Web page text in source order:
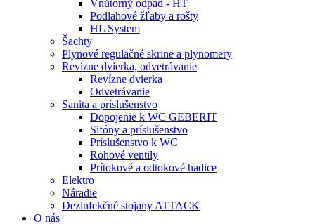
Vnútorný odpad - HT
Podlahové žľaby a rošty
HL System
Šachty
Plynové regulačné skrine a plynomery
Revízne dvierka, odvetrávanie
Revízne dvierka
Odvetrávanie
Sanita a príslušenstvo
Dopojenie k WC GEBERIT
Sifóny a príslušenstvo
Príslušenstvo k WC
Rohové ventily
Prítokové a odtokové hadice
Elektro
Náradie
Dezinfekčné stojany ATTACK
O nás